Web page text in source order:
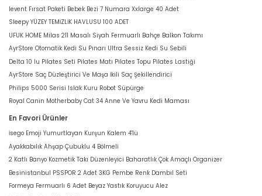
levent Fırsat Paketi Bebek Bezi 7 Numara Xxlarge 40 Adet
Sleepy YÜZEY TEMİZLİK HAVLUSU 100 ADET
UFUK HOME Milas 211 Masalı Siyah Fermuarlı Bahçe Balkon Takımı
AyrStore Otomatik Kedi Su Pınarı Ultra Sessiz Kedi Su Sebili
Delta 10 lu Pilates Seti Pilates Matı Pilates Topu Pilates Lastiği
AyrStore Saç Düzleştirici Ve Maşa İkili Saç Şekillendirici
Philips 5000 Serisi Islak Kuru Robot Süpürge
Royal Canin Motherbaby Cat 34 Anne Ve Yavru Kedi Maması
En Favori Ürünler
İsego Emoji Yumurtlayan Kurşun Kalem 4'lü
Ayakkabılık Ahşap Çubuklu 4 Bölmeli
2 Katlı Banyo Kozmetik Takı Düzenleyici Baharatlık Çok Amaçlı Organizer
Besinistanbul PSSPOR 2 Adet 3KG Pembe Renk Dambıl Seti
Formeya Fermuarlı 6 Adet Beyaz Yastık Koruyucu Alez